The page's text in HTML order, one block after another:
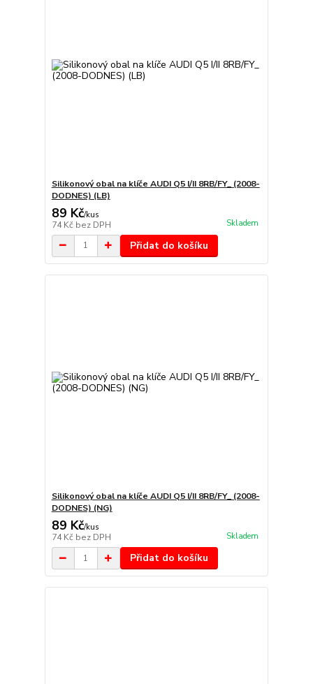
Silikonový obal na klíče AUDI Q5 I/II 8RB/FY_ (2008-
DODNES) (LB)
89 Kč/kus
74 Kč bez DPH Skladem
Přidat do košíku
Silikonový obal na klíče AUDI Q5 I/II 8RB/FY_ (2008-
DODNES) (NG)
89 Kč/kus
74 Kč bez DPH Skladem
Přidat do košíku